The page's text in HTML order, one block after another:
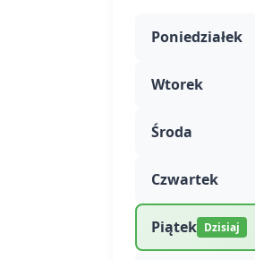
Poniedziałek
Wtorek
Środa
Czwartek
Piątek Dzisiaj